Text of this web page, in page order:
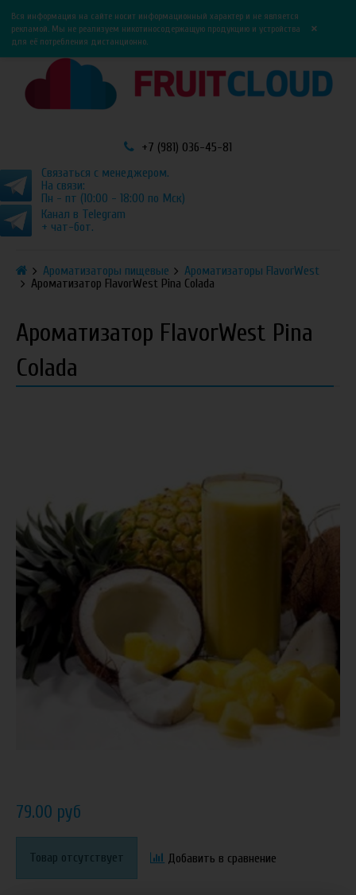
0
Вся информация на сайте носит информационный характер и не является
рекламой. Мы не реализуем никотиносодержащую продукцию и устройства
для её потребления дистанционно.
×
+7 (981) 036-45-81
Связаться с менеджером.
На связи:
Пн - пт (10:00 - 18:00 по Мск)
Канал в Telegram
+ чат-бот.
Ароматизаторы пищевые
Ароматизаторы FlavorWest
Ароматизатор FlavorWest Pina Colada
Ароматизатор FlavorWest Pina
Colada
79.00 руб
Товар отсутствует Добавить в сравнение